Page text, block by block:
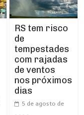
RS tem risco
de
tempestades
com rajadas
de ventos
nos próximos
dias
5 de agosto de